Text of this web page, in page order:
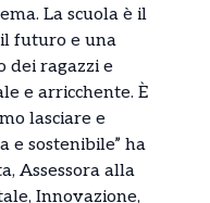
La scuola è il
futuro e una
dei ragazzi e
e arricchente. È
lasciare e
e sostenibile” ha
Assessora alla
Innovazione,